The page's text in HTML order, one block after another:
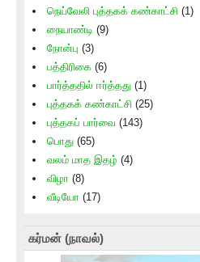
நெய்வேலி புத்தகக் கண்காட்சி(1)
நையாண்டி(9)
நோன்பு (3)
பத்திரிகை(6)
பார்த்ததில் ஈர்த்தது(1)
புத்தகக் கண்காட்சி(25)
புத்தகப் பார்வை (143)
பொது(65)
வலம் மாத இதழ் (4)
விழா (8)
வீடியோ (17)
கர்மன் (நாவல்)